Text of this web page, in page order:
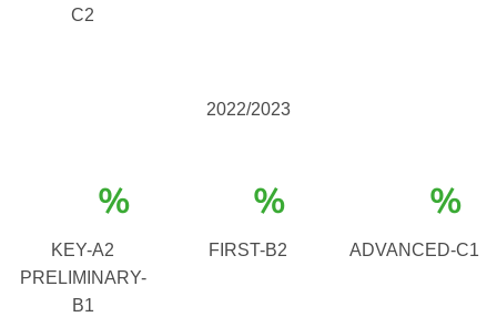
C2
2022/2023
%
KEY-A2
PRELIMINARY-
B1
%
FIRST-B2
%
ADVANCED-C1